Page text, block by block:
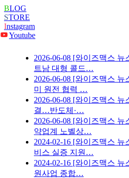
BLOG
STORE
Instagram
Youtube
2026-06-08 [와이즈맥스 뉴
트남 대형 콜드…
2026-06-08 [와이즈맥스 뉴
미 원전 협력 …
2026-06-08 [와이즈맥스 뉴
결…반도체·…
2026-06-08 [와이즈맥스 뉴
약업계 노벨상…
2024-02-16 [와이즈맥스 뉴
비스 실증 지원…
2024-02-16 [와이즈맥스 뉴
원사업 종합…